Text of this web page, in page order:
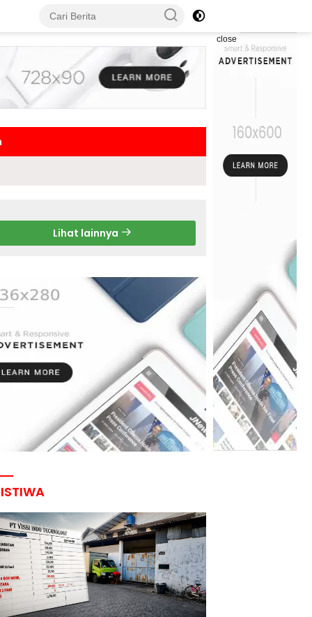
close
Lihat lainnya